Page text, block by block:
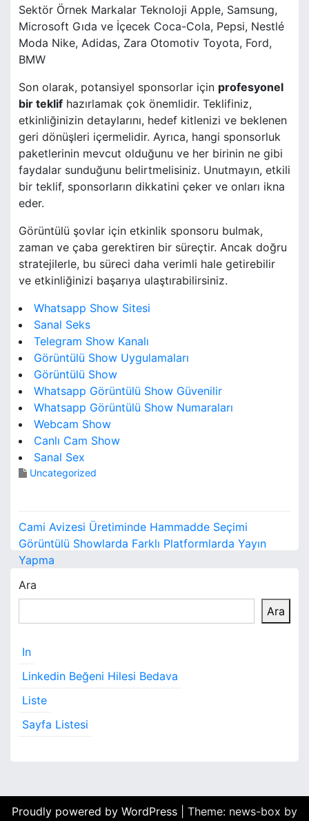
Sektör Örnek Markalar Teknoloji Apple, Samsung,
Microsoft Gıda ve İçecek Coca-Cola, Pepsi, Nestlé
Moda Nike, Adidas, Zara Otomotiv Toyota, Ford,
BMW
Son olarak, potansiyel sponsorlar için profesyonel
bir teklif hazırlamak çok önemlidir. Teklifiniz,
etkinliğinizin detaylarını, hedef kitlenizi ve beklenen
geri dönüşleri içermelidir. Ayrıca, hangi sponsorluk
paketlerinin mevcut olduğunu ve her birinin ne gibi
faydalar sunduğunu belirtmelisiniz. Unutmayın, etkili
bir teklif, sponsorların dikkatini çeker ve onları ikna
eder.
Görüntülü şovlar için etkinlik sponsoru bulmak,
zaman ve çaba gerektiren bir süreçtir. Ancak doğru
stratejilerle, bu süreci daha verimli hale getirebilir
ve etkinliğinizi başarıya ulaştırabilirsiniz.
Whatsapp Show Sitesi
Sanal Seks
Telegram Show Kanalı
Görüntülü Show Uygulamaları
Görüntülü Show
Whatsapp Görüntülü Show Güvenilir
Whatsapp Görüntülü Show Numaraları
Webcam Show
Canlı Cam Show
Sanal Sex
Uncategorized
Y
a
z
ı
g
e
z
i
n
s
Cami Avizesi Üretiminde Hammadde Seçimi
Görüntülü Showlarda Farklı Platformlarda Yayın
Yapma
Ara
Ara
In
Linkedin Beğeni Hilesi Bedava
Liste
Sayfa Listesi
Proudly powered by WordPress Theme: news-box by